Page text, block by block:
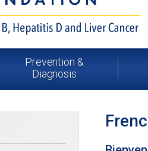
Prevention &
Diagnosis